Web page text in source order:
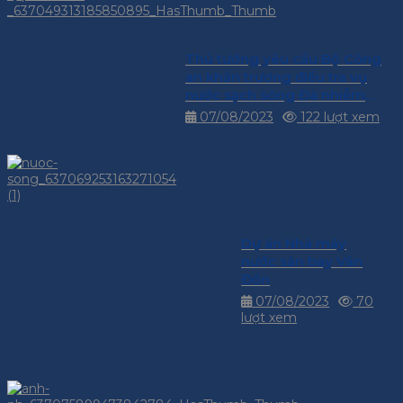
Thủ tướng yêu cầu Bộ Công
an khẩn trương điều tra vụ
nước sạch sông Đà nhiễm
dầu thải
07/08/2023 122 lượt xem
Dự án Nhà máy
nước sân bay Vân
Đồn
07/08/2023
70
lượt xem